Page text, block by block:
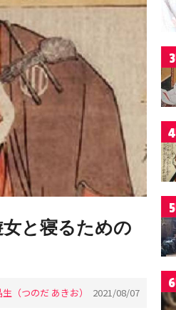
と寝るための
（つのだ あきお） 2021/08/07
3
4
5
6